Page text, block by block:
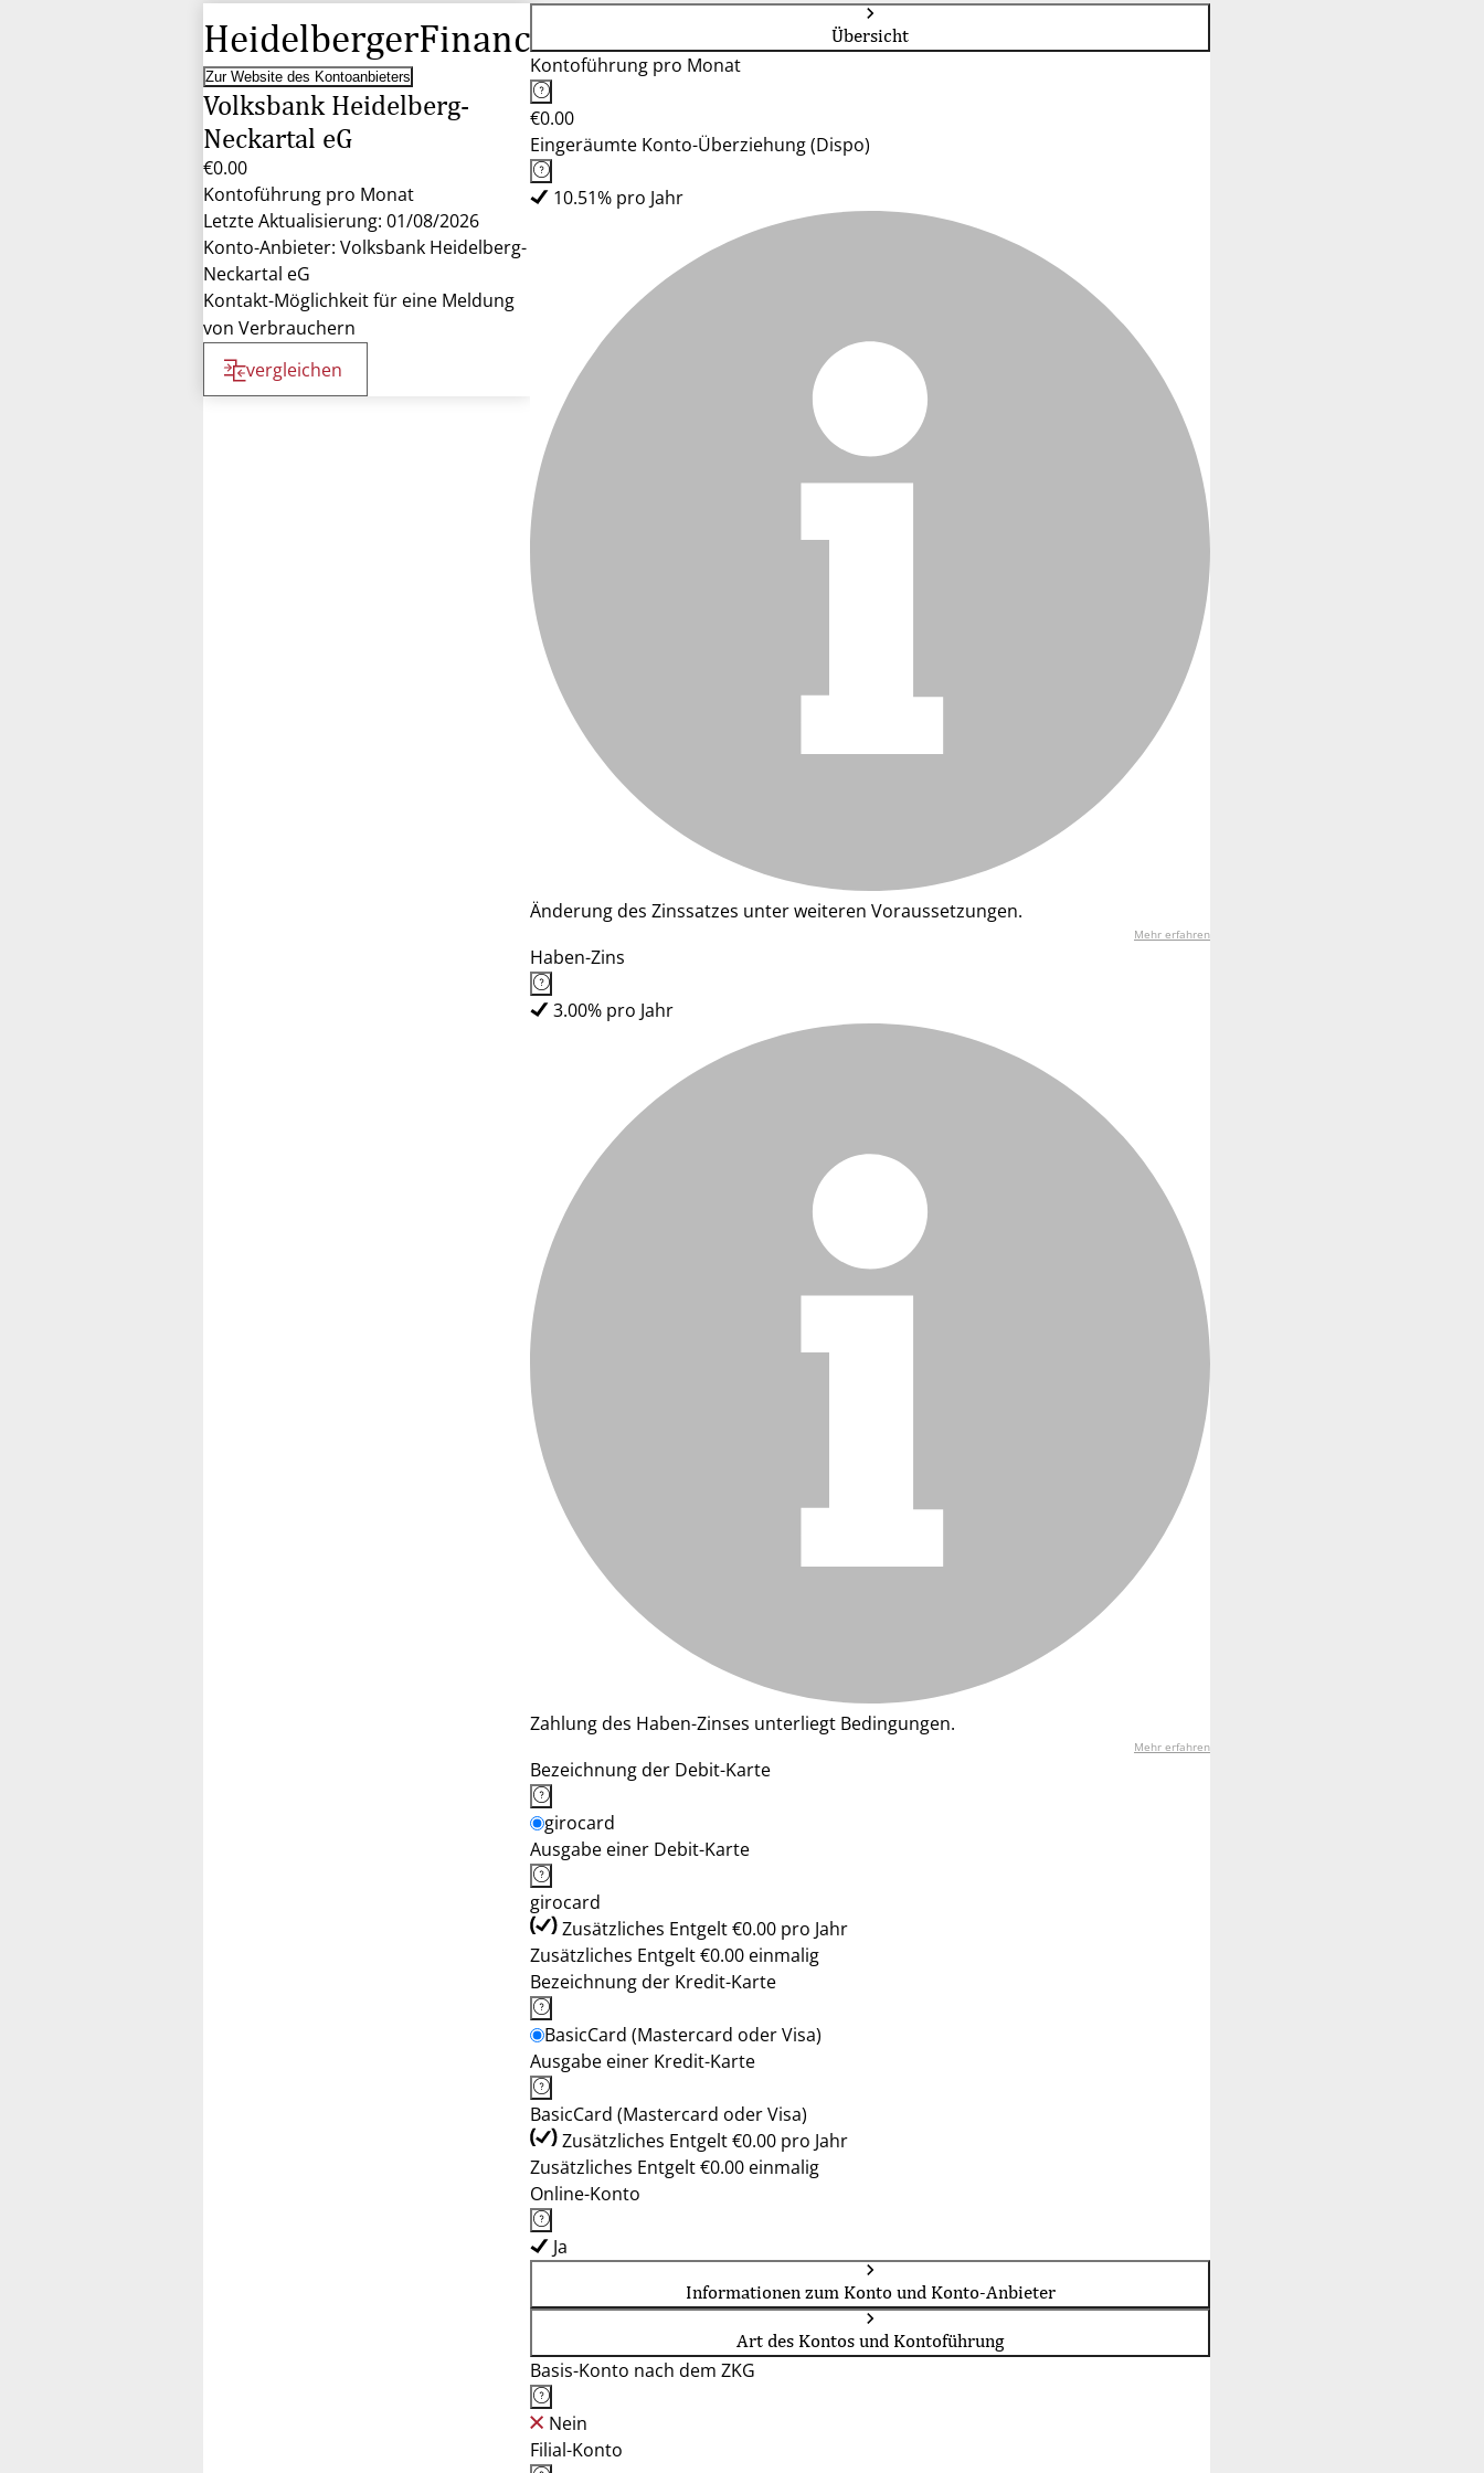
HeidelbergerFinance
Zur Website des Kontoanbieters
Volksbank Heidelberg-
Neckartal eG
€0.00
Kontoführung pro Monat
Letzte Aktualisierung: 01/08/2026
Konto-Anbieter: Volksbank Heidelberg-
Neckartal eG
Kontakt-Möglichkeit für eine Meldung
von Verbrauchern
vergleichen
Übersicht
Kontoführung pro Monat
€0.00
Eingeräumte Konto-Überziehung (Dispo)
10.51% pro Jahr
Änderung des Zinssatzes unter weiteren Voraussetzungen.
Mehr erfahren
Haben-Zins
3.00% pro Jahr
Zahlung des Haben-Zinses unterliegt Bedingungen.
Mehr erfahren
Bezeichnung der Debit-Karte
girocard
Ausgabe einer Debit-Karte
girocard
Zusätzliches Entgelt €0.00 pro Jahr
Zusätzliches Entgelt €0.00 einmalig
Bezeichnung der Kredit-Karte
BasicCard (Mastercard oder Visa)
Ausgabe einer Kredit-Karte
BasicCard (Mastercard oder Visa)
Zusätzliches Entgelt €0.00 pro Jahr
Zusätzliches Entgelt €0.00 einmalig
Online-Konto
Ja
Informationen zum Konto und Konto-Anbieter
Art des Kontos und Kontoführung
Basis-Konto nach dem ZKG
Nein
Filial-Konto